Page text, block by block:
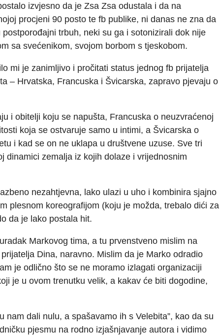
izvjesno da je Zsa Zsa odustala i da na
procjeni 90 posto te fb publike, ni danas ne zna da
trbuh, neki su ga i sotonizirali dok nije
sa svećenikom, svojom borbom s tjeskobom.
mi je zanimljivo i pročitati status jednog fb prijatelja
– Hrvatska, Francuska i Švicarska, zapravo pjevaju o
i obitelji koju se napušta, Francuska o neuzvraćenoj
koja se ostvaruje samo u intimi, a Švicarska o
i kad se on ne uklapa u društvene uzuse. Sve tri
dinamici zemalja iz kojih dolaze i vrijednosnim
nezahtjevna, lako ulazi u uho i kombinira sjajno
plesnom koreografijom (koju je možda, trebalo dići za
da je lako postala hit.
Markovog tima, a tu prvenstveno mislim na
Dina, naravno. Mislim da je Marko odradio
je odlično što se ne moramo izlagati organizaciji
je u ovom trenutku velik, a kakav će biti dogodine,
nam dali nulu, a spašavamo ih s Velebita”, kao da su
pjesmu na rodno izjašnjavanje autora i vidimo